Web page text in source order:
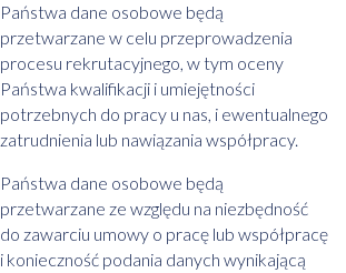
Państwa dane osobowe będą
przetwarzane w celu przeprowadzenia
procesu rekrutacyjnego, w tym oceny
Państwa kwalifikacji i umiejętności
potrzebnych do pracy u nas, i ewentualnego
zatrudnienia lub nawiązania współpracy.
Państwa dane osobowe będą
przetwarzane ze względu na niezbędność
do zawarciu umowy o pracę lub współpracę
i konieczność podania danych wynikającą